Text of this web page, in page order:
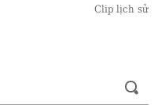
Clip lịch sử